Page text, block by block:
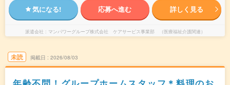
気になる! 応募へ進む 詳しく見る
派遣会社 マンパワーグループ株式会社 ケアサービス事業部 （医療福祉介護関連）
未読 掲載日 2026/08/03